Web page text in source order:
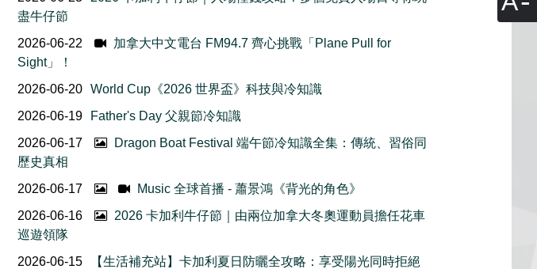
盡牛仔節
2026-06-22
加拿大中文電台 FM94.7 齊心挑戰「Plane Pull for
Sight」！
2026-06-20
World Cup《2026 世界盃》科技與冷知識
2026-06-19
Father's Day 父親節冷知識
2026-06-17
Dragon Boat Festival 端午節冷知識全集：傳統、習俗同
歷史真相
2026-06-17
Music 全球首播 - 蕭景鴻《背光的角色》
2026-06-16
2026 卡加利牛仔節｜由兩位加拿大冬奧運動員擔任花車
巡遊領隊
2026-06-15
【生活補充站】卡加利夏日防曬全攻略：享受陽光同時拒絕